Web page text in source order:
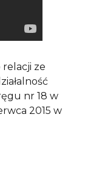
relacji ze
nr 18 w
2015 w